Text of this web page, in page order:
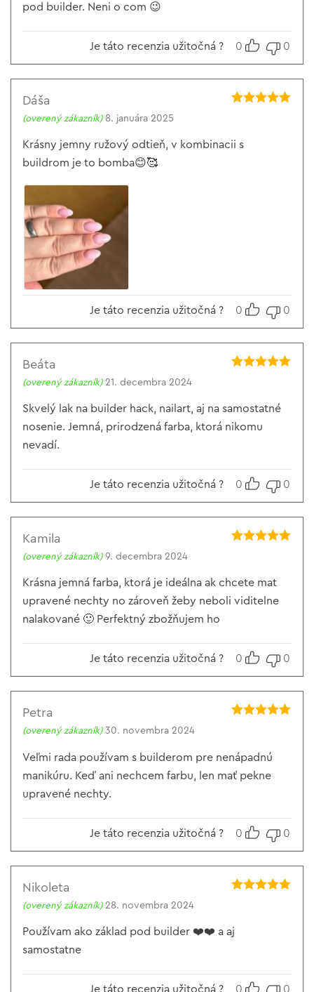
pod builder. Neni o com 😉
Je táto recenzia užitočná ? 0 0
Dáša
(overený zákazník) 8. januára 2025
Krásny jemny ružový odtieň, v kombinacii s
buildrom je to bomba😊🥰
Je táto recenzia užitočná ? 0 0
Beáta
(overený zákazník) 21. decembra 2024
Skvelý lak na builder hack, nailart, aj na samostatné
nosenie. Jemná, prirodzená farba, ktorá nikomu
nevadí.
Je táto recenzia užitočná ? 0 0
Kamila
(overený zákazník) 9. decembra 2024
Krásna jemná farba, ktorá je ideálna ak chcete mat
upravené nechty no zároveň žeby neboli viditelne
nalakované 🙂 Perfektný zbožňujem ho
Je táto recenzia užitočná ? 0 0
Petra
(overený zákazník) 30. novembra 2024
Veľmi rada používam s builderom pre nenápadnú
manikúru. Keď ani nechcem farbu, len mať pekne
upravené nechty.
Je táto recenzia užitočná ? 0 0
Nikoleta
(overený zákazník) 28. novembra 2024
Používam ako základ pod builder ❤️❤️ a aj
samostatne
Je táto recenzia užitočná ? 0 0